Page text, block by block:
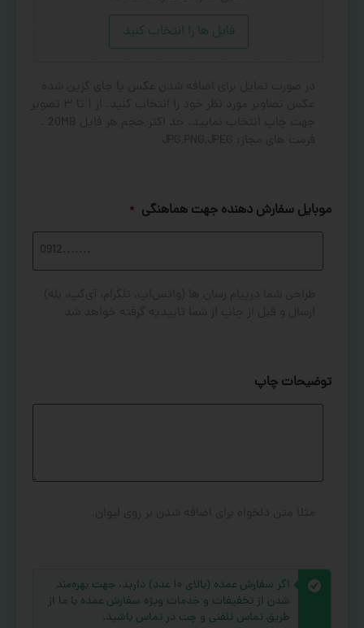
فایل ها را انتخاب کنید
موبایل سفارش دهنده جهت هماهنگی *
توضیحات چاپ
اگر سفارش عمده (بالای ۱۰ عدد) دارید، جهت بهره‌مند
شدن از تخفیفات و خدمات ویژه سفارش عمده با ما از
طریق تماس تلفنی و چت در تماس باشید.